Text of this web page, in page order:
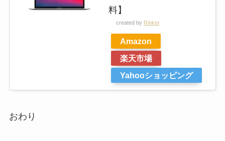
料】
created by Rinker
Amazon
楽天市場
Yahooショッピング
おわり